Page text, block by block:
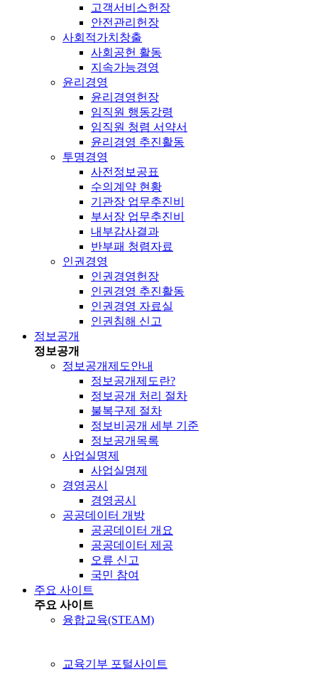
고객서비스헌장
안전관리헌장
사회적가치창출
사회공헌 활동
지속가능경영
윤리경영
윤리경영헌장
임직원 행동강령
임직원 청렴 서약서
윤리경영 추진활동
투명경영
사전정보공표
수의계약 현황
기관장 업무추진비
부서장 업무추진비
내부감사결과
반부패 청렴자료
인권경영
인권경영헌장
인권경영 추진활동
인권경영 자료실
인권침해 신고
정보공개
정보공개
정보공개제도안내
정보공개제도란?
정보공개 처리 절차
불복구제 절차
정보비공개 세부 기준
정보공개목록
사업실명제
사업실명제
경영공시
경영공시
공공데이터 개방
공공데이터 개요
공공데이터 제공
오류 신고
국민 참여
주요 사이트
주요 사이트
융합교육(STEAM)
교육기부 포털사이트